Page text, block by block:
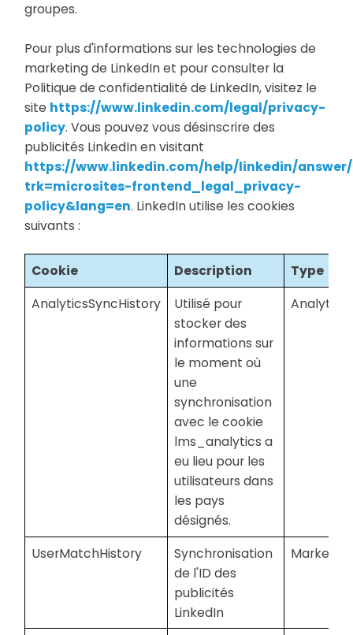
groupes.
Pour plus d'informations sur les technologies de
marketing de LinkedIn et pour consulter la
Politique de confidentialité de LinkedIn, visitez le
site https://www.linkedin.com/legal/privacy-
policy. Vous pouvez vous désinscrire des
publicités LinkedIn en visitant
https://www.linkedin.com/help/linkedin/answer/
trk=microsites-frontend_legal_privacy-
policy&lang=en. LinkedIn utilise les cookies
suivants :
Cookie Description
Type
AnalyticsSyncHistory
Utilisé pour
stocker des
informations sur
le moment où
une
synchronisation
avec le cookie
lms_analytics a
eu lieu pour les
utilisateurs dans
les pays
désignés.
UserMatchHistory
Synchronisation
de l'ID des
publicités
LinkedIn
Marketing